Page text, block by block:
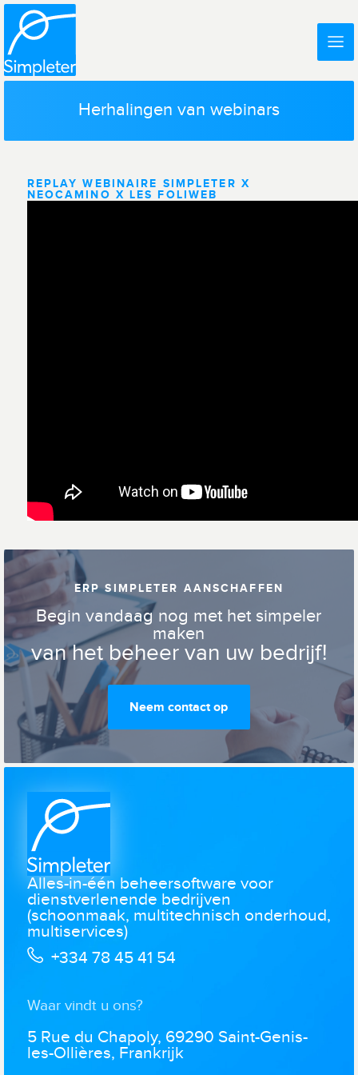
Herhalingen van webinars
REPLAY WEBINAIRE SIMPLETER X
NEOCAMINO X LES FOLIWEB
ERP SIMPLETER AANSCHAFFEN
Begin vandaag nog met het simpeler
maken
van het beheer van uw bedrijf!
Neem contact op
Alles-in-één beheersoftware voor
dienstverlenende bedrijven
(schoonmaak, multitechnisch onderhoud,
multiservices)
+334 78 45 41 54
Waar vindt u ons?
5 Rue du Chapoly, 69290 Saint-Genis-
les-Ollières, Frankrijk